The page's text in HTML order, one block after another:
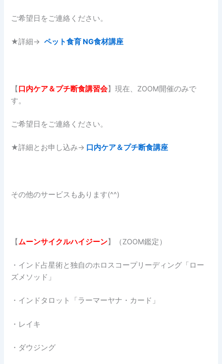
ご希望日をご連絡ください。
★詳細→ペット食育 NG食材講座
【口内ケア＆プチ断食講習会】現在、ZOOM開催のみで
す。
ご希望日をご連絡ください。
★詳細とお申し込み→ 口内ケア＆プチ断食講座
その他のサービスもあります(^^)
【ムーンサイクルハイジーン】（ZOOM鑑定）
・インド占星術と独自のホロスコープリーディング「ロー
ズメソッド」
・インドタロット「ラーマーヤナ・カード」
・レイキ
・ダウジング